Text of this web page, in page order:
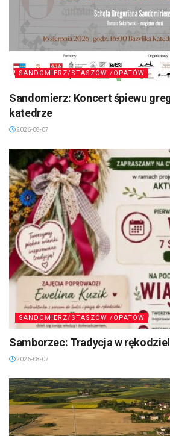
SANDOMIERZ/STASZÓW /OPATÓW
Sandomierz: Koncert śpiewu
katedrze
2026-08-07
SANDOMIERZ/STASZÓW /OPATÓW
Samborzec: Tradycja w
2026-08-07